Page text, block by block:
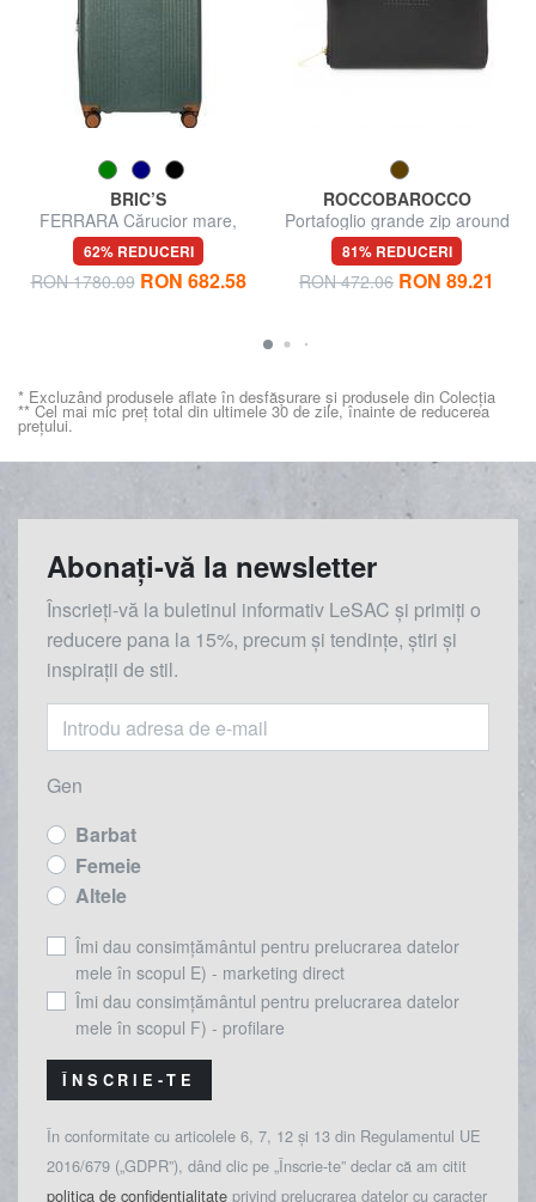
BRIC’S
FERRARA Cărucior mare,
extensibil
62% REDUCERI
RON 1780.09 RON 682.58
ROCCOBAROCCO
Portafoglio grande zip around
in pelle
81% REDUCERI
RON 472.06 RON 89.21
* Excluzând produsele aflate în desfășurare și produsele din Colecția
** Cel mai mic preț total din ultimele 30 de zile, înainte de reducerea
prețului.
Abonați-vă la newsletter
Înscrieți-vă la buletinul informativ LeSAC și primiți o
reducere pana la 15%, precum și tendințe, știri și
inspirații de stil.
Gen
Barbat
Femeie
Altele
Îmi dau consimțământul pentru prelucrarea datelor
mele în scopul E) - marketing direct
Îmi dau consimțământul pentru prelucrarea datelor
mele în scopul F) - profilare
ÎNSCRIE-TE
În conformitate cu articolele 6, 7, 12 și 13 din Regulamentul UE
2016/679 („GDPR”), dând clic pe „Înscrie-te” declar că am citit
politica de confidențialitate privind prelucrarea datelor cu caracter